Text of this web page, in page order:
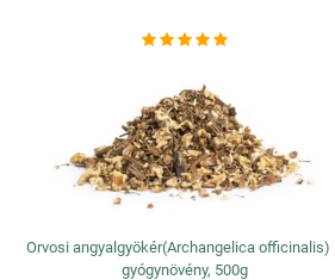
Orvosi angyalgyökér(Archangelica officinalis)
gyógynövény, 500g